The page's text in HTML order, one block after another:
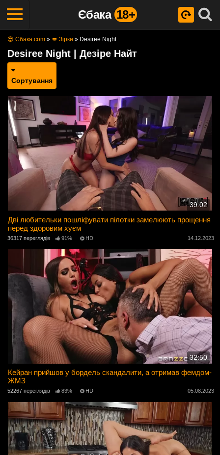
Єбака 18+
😎 Єбака.com » 💋 Зірки » Desiree Night
Desiree Night | Дезіре Найт
Сортування
39:02
Дві любительки пошліфувати пілотки замелюють прощення
перед здоровим хуєм
36317 переглядів 91% HD 14.12.2023
32:50
Кейран прийшов у бордель скандалити, а отримав фемдом-
ЖМЗ
52267 переглядів 83% HD 05.08.2023